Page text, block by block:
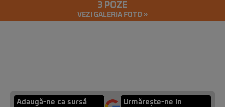
3 POZE
VEZI GALERIA FOTO »
Adaugă-ne ca sursă
Urmărește-ne in